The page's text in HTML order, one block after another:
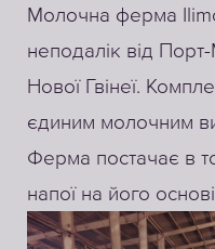
Молочна ферма
неподалік від
Нової Гвінеї.
єдиним молочним
Ферма постачає в
напої на його